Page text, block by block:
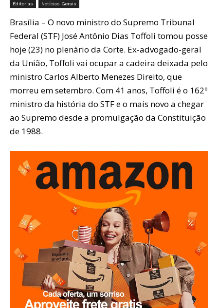
Editorias Notícias Gerais
Brasília – O novo ministro do Supremo Tribunal
Federal (STF) José Antônio Dias Toffoli tomou posse
hoje (23) no plenário da Corte. Ex-advogado-geral
da União, Toffoli vai ocupar a cadeira deixada pelo
ministro Carlos Alberto Menezes Direito, que
morreu em setembro. Com 41 anos, Toffoli é o 162º
ministro da história do STF e o mais novo a chegar
ao Supremo desde a promulgação da Constituição
de 1988.